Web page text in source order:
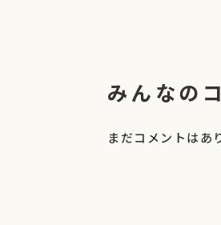
みんなの
まだコメントはあ